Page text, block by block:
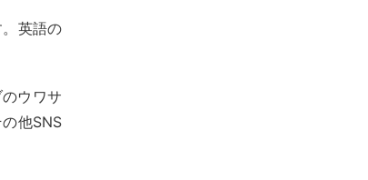
英語の
ウワサ
他SNS